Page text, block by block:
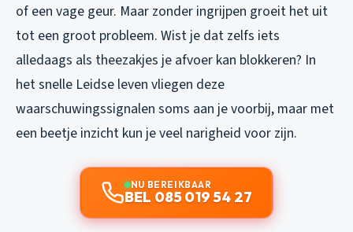
of een vage geur. Maar zonder ingrijpen groeit het uit
tot een groot probleem. Wist je dat zelfs iets
alledaags als theezakjes je afvoer kan blokkeren? In
het snelle Leidse leven vliegen deze
waarschuwingssignalen soms aan je voorbij, maar met
een beetje inzicht kun je veel narigheid voor zijn.
NU BEREIKBAAR
BEL 085 019 54 27